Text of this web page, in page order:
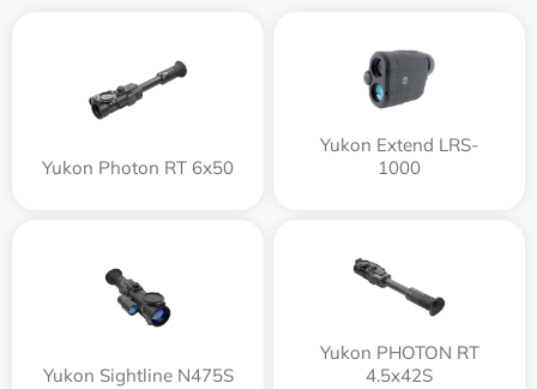
Yukon Photon RT 6х50
Yukon Extend LRS-
1000
Yukon Sightline N475S
Yukon PHOTON RT
4.5x42S